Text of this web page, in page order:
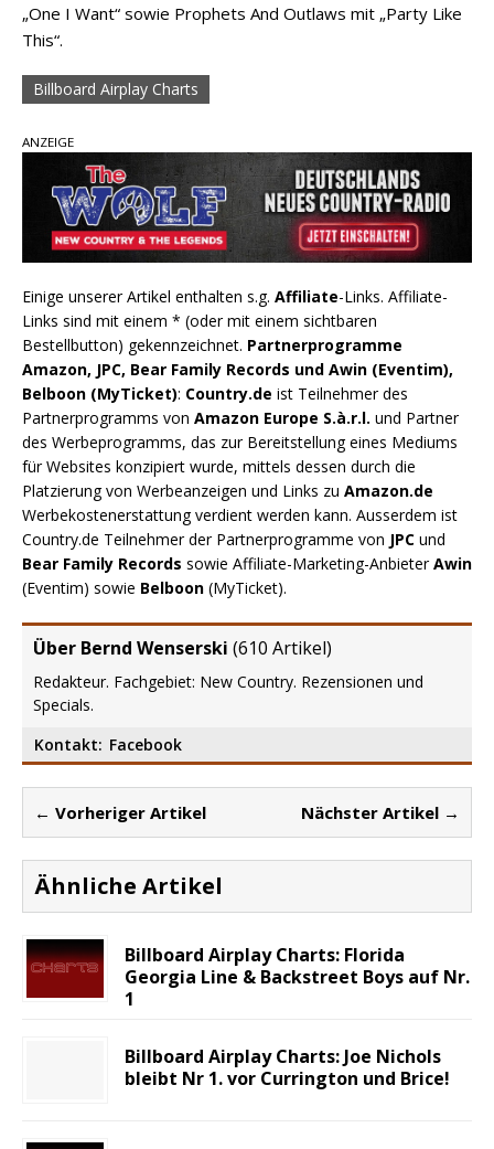
„One I Want“ sowie Prophets And Outlaws mit „Party Like
This“.
Billboard Airplay Charts
ANZEIGE
Einige unserer Artikel enthalten s.g. Affiliate-Links. Affiliate-
Links sind mit einem * (oder mit einem sichtbaren
Bestellbutton) gekennzeichnet. Partnerprogramme
Amazon, JPC, Bear Family Records und Awin (Eventim),
Belboon (MyTicket): Country.de ist Teilnehmer des
Partnerprogramms von Amazon Europe S.à.r.l. und Partner
des Werbeprogramms, das zur Bereitstellung eines Mediums
für Websites konzipiert wurde, mittels dessen durch die
Platzierung von Werbeanzeigen und Links zu Amazon.de
Werbekostenerstattung verdient werden kann. Ausserdem ist
Country.de Teilnehmer der Partnerprogramme von JPC und
Bear Family Records sowie Affiliate-Marketing-AnbieterAwin
(Eventim) sowie Belboon (MyTicket).
Über Bernd Wenserski (610 Artikel)
Redakteur. Fachgebiet: New Country. Rezensionen und
Specials.
Kontakt: Facebook
← Vorheriger Artikel Nächster Artikel →
Ähnliche Artikel
Billboard Airplay Charts: Florida
Georgia Line & Backstreet Boys auf Nr.
1
Billboard Airplay Charts: Joe Nichols
bleibt Nr 1. vor Currington und Brice!